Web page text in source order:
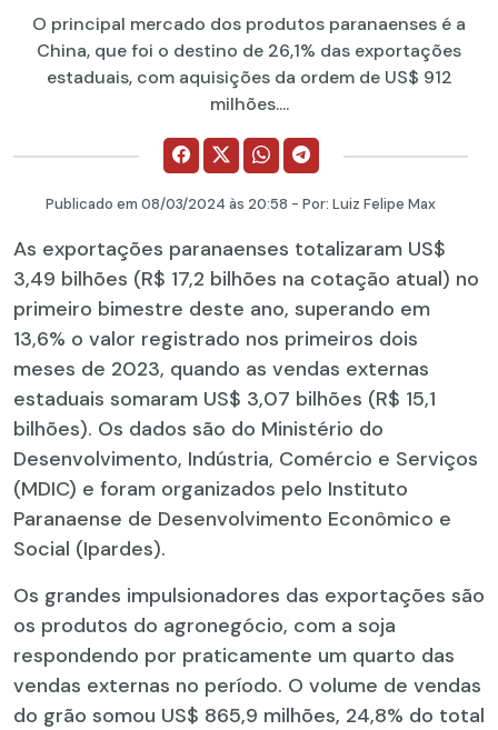
O principal mercado dos produtos paranaenses é a
China, que foi o destino de 26,1% das exportações
estaduais, com aquisições da ordem de US$ 912
milhões....
Publicado em 08/03/2024 às 20:58 - Por: Luiz Felipe Max
As exportações paranaenses totalizaram US$
3,49 bilhões (R$ 17,2 bilhões na cotação atual) no
primeiro bimestre deste ano, superando em
13,6% o valor registrado nos primeiros dois
meses de 2023, quando as vendas externas
estaduais somaram US$ 3,07 bilhões (R$ 15,1
bilhões). Os dados são do Ministério do
Desenvolvimento, Indústria, Comércio e Serviços
(MDIC) e foram organizados pelo Instituto
Paranaense de Desenvolvimento Econômico e
Social (Ipardes).
Os grandes impulsionadores das exportações são
os produtos do agronegócio, com a soja
respondendo por praticamente um quarto das
vendas externas no período. O volume de vendas
do grão somou US$ 865,9 milhões, 24,8% do total